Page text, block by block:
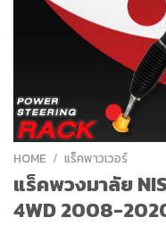
HOME / แร็คพาวเวอร์
แร็คพวงมาลัย
4WD 2008-